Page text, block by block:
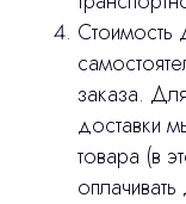
Стоимость
заказа.
доставки
товара (в